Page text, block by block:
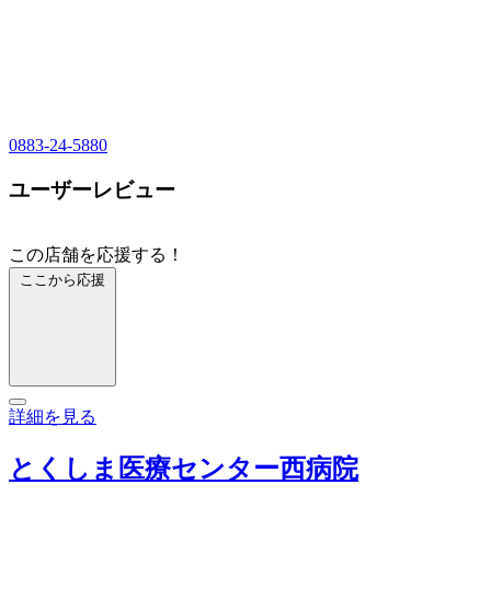
0883-24-5880
ユーザーレビュー
この店舗を応援する！
ここから応援
詳細を見る
とくしま医療センター西病院